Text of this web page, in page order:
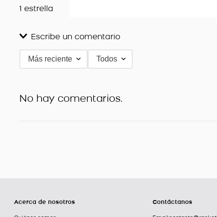
1 estrella
Escribe un comentario
Agregar comentario
Más reciente Todos
No hay comentarios.
Acerca de nosotros Contáctanos